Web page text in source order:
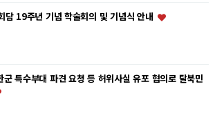
담 19주년 기념 학술회의 및 기념식 안내
특수부대 파견 요청 등 허위사실 유포 혐의로 탈북민